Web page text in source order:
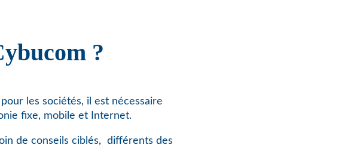
?
les sociétés, il est nécessaire
fixe, mobile et Internet.
de conseils ciblés,
différents des